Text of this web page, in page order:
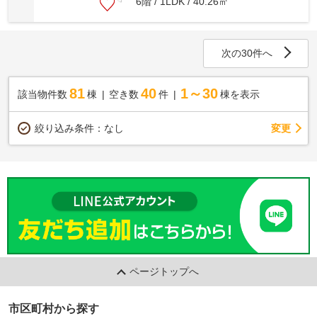
次の30件へ
該当物件数 81棟 空き数 40 件 1～30 棟を表示
絞り込み条件： なし 変更
ページトップへ
市区町村から探す